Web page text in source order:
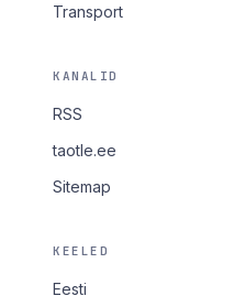
Transport
KANALID
RSS
taotle.ee
Sitemap
KEELED
Eesti